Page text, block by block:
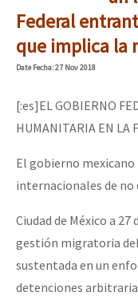
Mundo
EZLN
La Sexta
AutonomÍa y
Megaproyectos
Migración
Presos
Mujeres
Niñxs
ETIQUETAS
[CDMX – 20 julio]
“Sonhando a Terra do
[25 abr – CDMX] Tokín
Federal
que implica la
DateFecha: 27 Nov 2018
[:es]EL GOBIERNO
HUMANITARIA EN LA
El gobierno
internacionales de no
Ciudad de México a
gestión migratoria
sustentada en un
detenciones